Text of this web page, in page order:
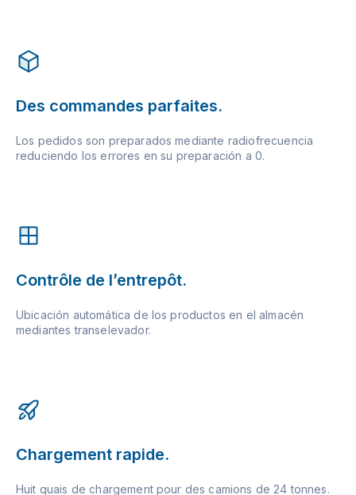
Des commandes parfaites.
Los pedidos son preparados mediante radiofrecuencia
reduciendo los errores en su preparación a 0.
Contrôle de l’entrepôt.
Ubicación automática de los productos en el almacén
mediantes transelevador.
Chargement rapide.
Huit quais de chargement pour des camions de 24 tonnes.